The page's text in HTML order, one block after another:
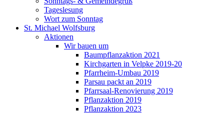
Tageslesung
Wort zum Sonntag
St. Michael Wolfsburg
Aktionen
Wir bauen um
Baumpflanzaktion 2021
Kirchgarten in Velpke 2019-20
Pfarrheim-Umbau 2019
Parsau packt an 2019
Pfarrsaal-Renovierung 2019
Pflanzaktion 2019
Pflanzaktion 2023